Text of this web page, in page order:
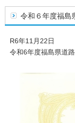
令和６年度福島
R6年11月22日
令和6年度福島県道